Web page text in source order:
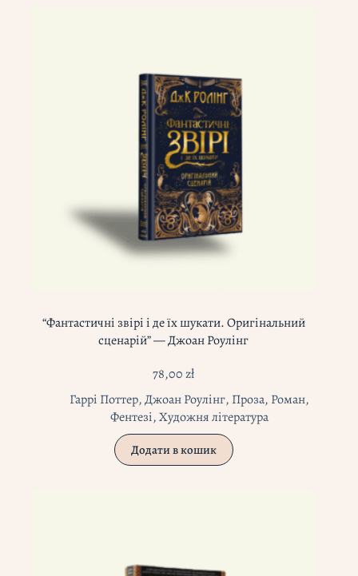
“Фантастичні звірі і де їх шукати. Оригінальний
сценарій” — Джоан Роулінг
78,00zł
Гаррі Поттер,Джоан Роулінг, Проза, Роман,
Фентезі,Художня література
Додати в кошик